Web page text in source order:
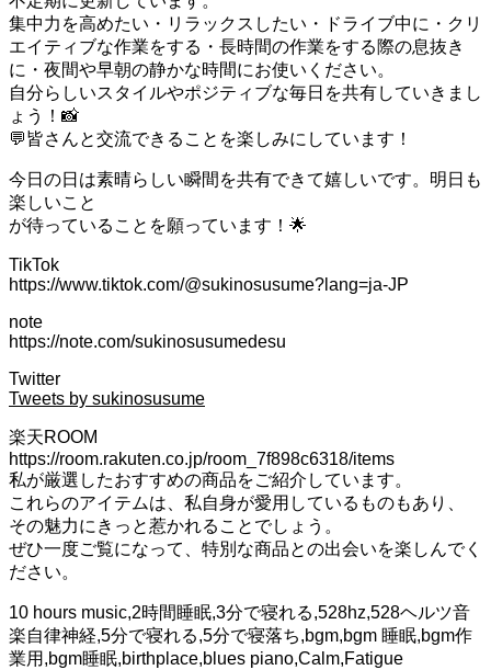
集中力を高めたい・リラックスしたい・ドライブ中に・クリ
エイティブな作業をする・長時間の作業をする際の息抜き
に・夜間や早朝の静かな時間にお使いください。
自分らしいスタイルやポジティブな毎日を共有していきまし
ょう！📸
💬皆さんと交流できることを楽しみにしています！
今日の日は素晴らしい瞬間を共有できて嬉しいです。明日も
楽しいこと
が待っていることを願っています！🌟
TikTok
https://www.tiktok.com/@sukinosusume?lang=ja-JP
note
https://note.com/sukinosusumedesu
Twitter
Tweets by sukinosusume
楽天ROOM
https://room.rakuten.co.jp/room_7f898c6318/items
私が厳選したおすすめの商品をご紹介しています。
これらのアイテムは、私自身が愛用しているものもあり、
その魅力にきっと惹かれることでしょう。
ぜひ一度ご覧になって、特別な商品との出会いを楽しんでく
ださい。
10 hours music,2時間睡眠,3分で寝れる,528hz,528ヘルツ音
楽自律神経,5分で寝れる,5分で寝落ち,bgm,bgm 睡眠,bgm作
業用,bgm睡眠,birthplace,blues piano,Calm,Fatigue